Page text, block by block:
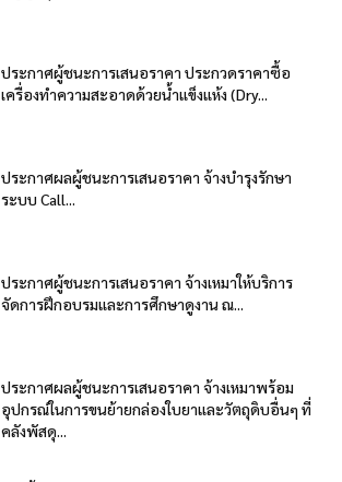
ประกาศผู้ชนะการเสนอราคา ประกวดราคาซื้อ
เครื่องทำความสะอาดด้วยน้ำแข็งแห้ง (Dry...
ประกาศผลผู้ชนะการเสนอราคา จ้างบำรุงรักษา
ระบบ Call...
ประกาศผู้ชนะการเสนอราคา จ้างเหมาให้บริการ
จัดการฝึกอบรมและการศึกษาดูงาน ณ...
ประกาศผลผู้ชนะการเสนอราคา จ้างเหมาพร้อม
อุปกรณ์ในการขนย้ายกล่องใบยาและวัตถุดิบอื่นๆ ที่
คลังพัสดุ...